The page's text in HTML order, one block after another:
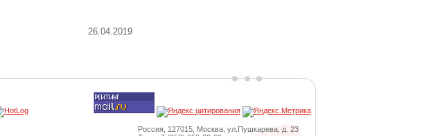
26.04.2019
Россия, 127015, Москва, ул.Пушкарева, д. 23